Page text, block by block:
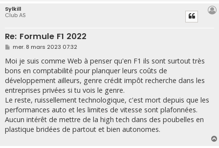
Sylkill
Club AS
Re: Formule F1 2022
M
s
s
a
g
e
mer. 8 mars 2023 07:32
Moi je suis comme Web à penser qu'en F1 ils sont surtout très
bons en comptabilité pour planquer leurs coûts de
développement ailleurs, genre crédit impôt recherche dans les
entreprises privées si tu vois le genre.
Le reste, ruissellement technologique, c'est mort depuis que les
performances auto et les limites de vitesse sont plafonnées.
Aucun intérêt de mettre de la high tech dans des poubelles en
plastique bridées de partout et bien autonomes.